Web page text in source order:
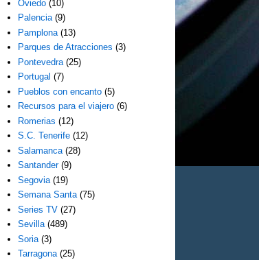
Oviedo (10)
Palencia (9)
Pamplona (13)
Parques de Atracciones (3)
Pontevedra (25)
Portugal (7)
Pueblos con encanto (5)
Recursos para el viajero (6)
Romerias (12)
S.C. Tenerife (12)
Salamanca (28)
Santander (9)
Segovia (19)
Semana Santa (75)
Series TV (27)
Sevilla (489)
Soria (3)
Tarragona (25)